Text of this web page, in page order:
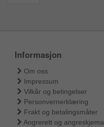
Informasjon
Om oss
Impressum
Vilkår og betingelser
Personvernerklæring
Frakt og betalingsmåter
Angrerett og angreskjema